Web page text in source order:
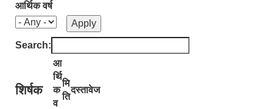
आर्थिक वर्ष
Search:
शिर्षक
आ
र्थि
क
व
मि
ति
दस्तावेज